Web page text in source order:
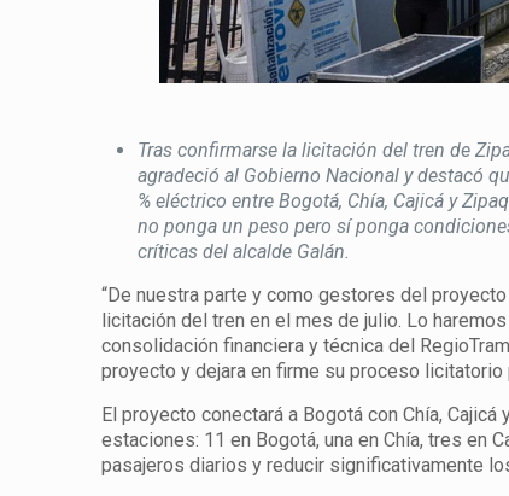
Tras confirmarse la licitación del tren de
agradeció al Gobierno Nacional y destacó
% eléctrico entre Bogotá, Chía, Cajicá y
no ponga un peso pero sí ponga
críticas del alcalde Galán.
“De nuestra parte y como gestores del
licitación del tren en el mes de julio. Lo
consolidación financiera y técnica del
proyecto y dejara en firme su proceso licitatorio
El proyecto conectará a Bogotá con Chía,
estaciones: 11 en Bogotá, una en Chía, tres en
pasajeros diarios y reducir significativamente